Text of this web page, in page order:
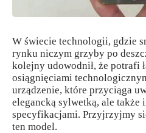
W świecie technologii, gdzie
rynku niczym grzyby po
kolejny udowodnił, że potrafi
osiągnięciami
urządzenie, które przyciąga
elegancką sylwetką, ale także
specyfikacjami. Przyjrzyjmy
ten model.